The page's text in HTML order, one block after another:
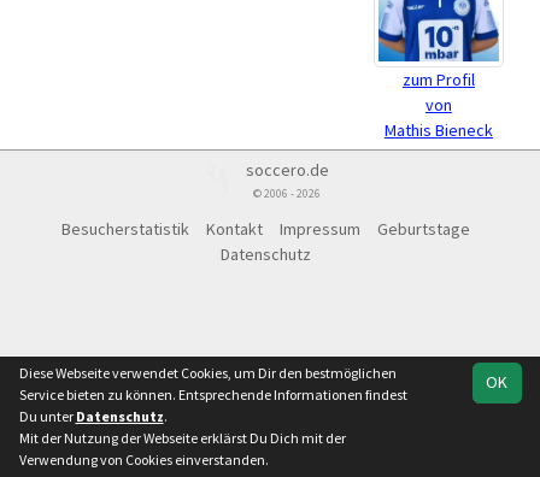
zum Profil
von
Mathis Bieneck
soccero.de
© 2006 - 2026
Besucherstatistik Kontakt Impressum
Geburtstage
Datenschutz
OK
Diese Webseite verwendet Cookies, um Dir den bestmöglichen
Service bieten zu können. Entsprechende Informationen findest
Du unter Datenschutz.
Mit der Nutzung der Webseite erklärst Du Dich mit der
Verwendung von Cookies einverstanden.